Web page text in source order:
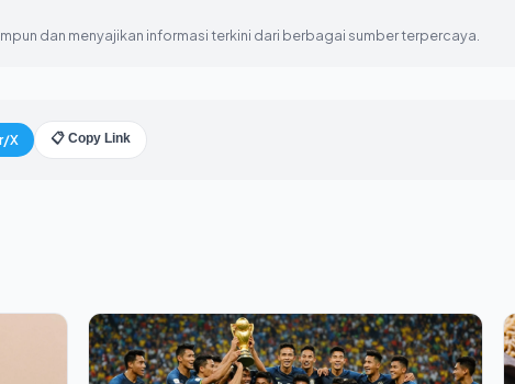
dan menyajikan informasi terkini dari berbagai sumber terpercaya.
X 📋 Copy Link